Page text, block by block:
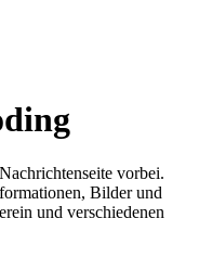
vorbei.
Bilder und
und verschiedenen